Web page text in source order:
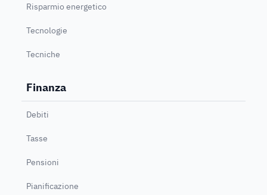
Risparmio energetico
Tecnologie
Tecniche
Finanza
Debiti
Tasse
Pensioni
Pianificazione